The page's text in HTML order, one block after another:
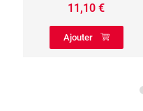
11,10 €
Ajouter